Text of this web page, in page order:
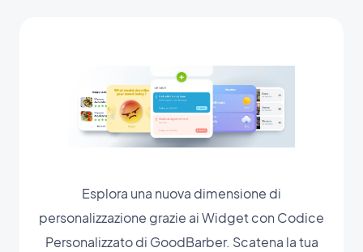
Esplora una nuova dimensione di
personalizzazione grazie ai Widget con Codice
Personalizzato di GoodBarber. Scatena la tua